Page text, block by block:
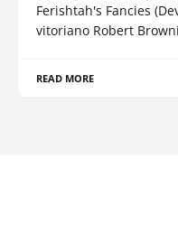
Ferishtah's Fancies
vitoriano Robert
READ MORE